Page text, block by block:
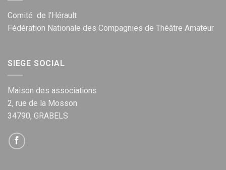
Comité de l’Hérault
Fédération Nationale des Compagnies de Théâtre Amateur
SIEGE SOCIAL
Maison des associations
2, rue de la Mosson
34790, GRABELS